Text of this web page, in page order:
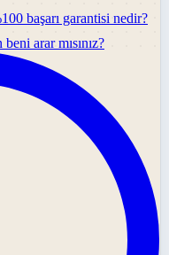
başarı garantisi nedir?
arar mısınız?